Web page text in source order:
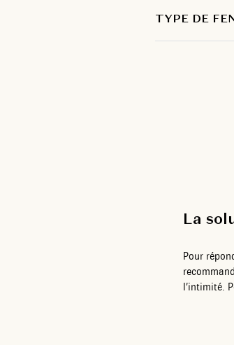
TYPE DE
La
Pour
l’intimité.